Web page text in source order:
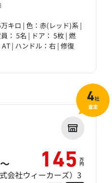
キロ | 色：赤(レッド)系 |
： 5名 | ドア： 5枚 | 燃
| ハンドル：右 | 修復
～ 145 万
円
会社ウィーカーズ）3
4社
査定